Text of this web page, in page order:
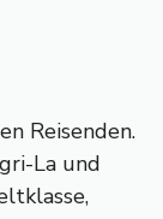
Reisenden.
La und